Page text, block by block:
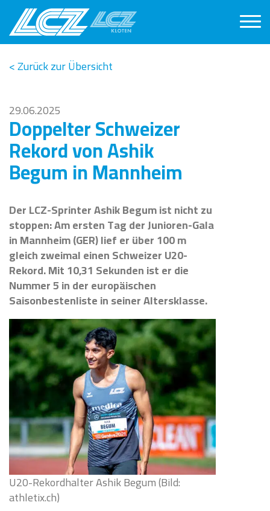
< Zurück zur Übersicht
29.06.2025
Doppelter Schweizer
Rekord von Ashik
Begum in Mannheim
Der LCZ-Sprinter Ashik Begum ist nicht zu
stoppen: Am ersten Tag der Junioren-Gala
in Mannheim (GER) lief er über 100 m
gleich zweimal einen Schweizer U20-
Rekord. Mit 10,31 Sekunden ist er die
Nummer 5 in der europäischen
Saisonbestenliste in seiner Altersklasse.
U20-Rekordhalter Ashik Begum (Bild:
athletix.ch)